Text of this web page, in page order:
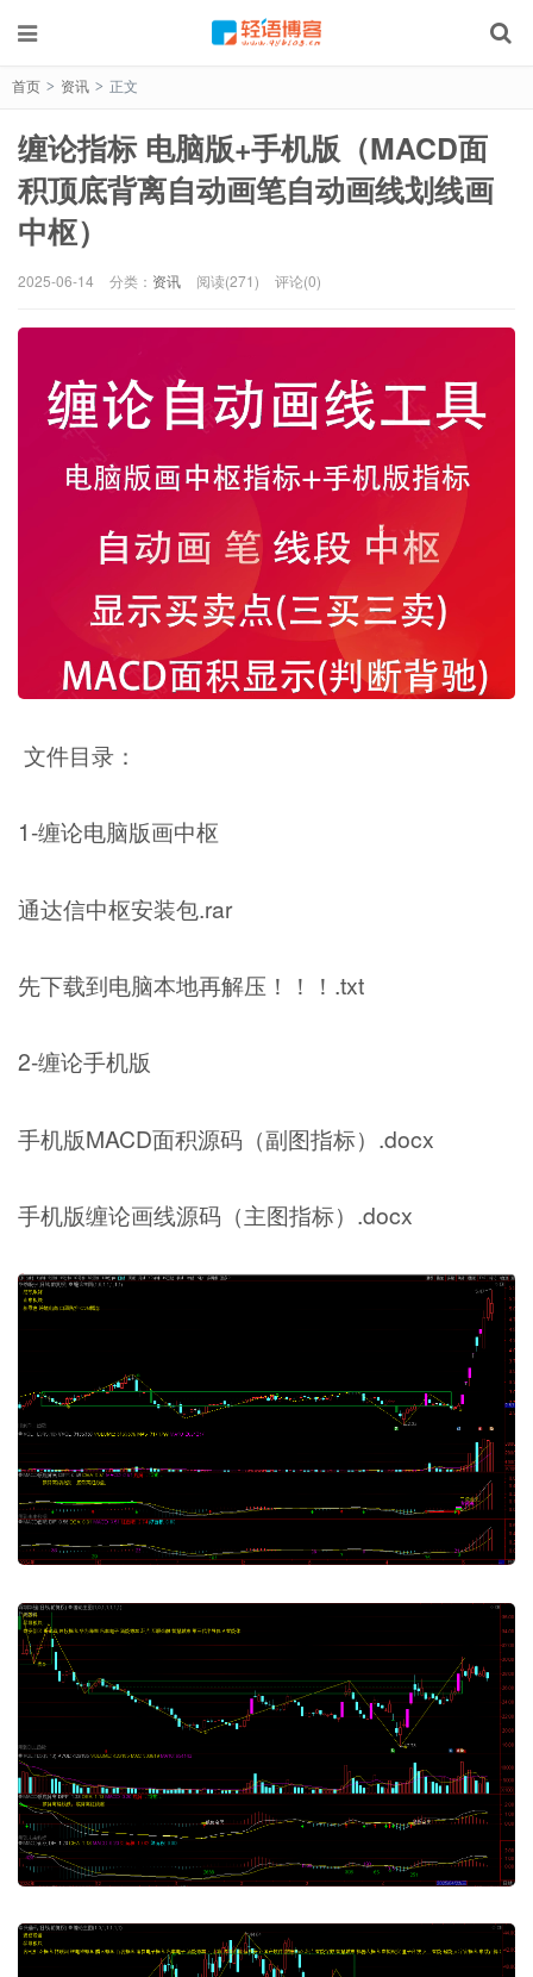
首页 > 资讯 > 正文
缠论指标 电脑版+手机版（MACD面
积顶底背离自动画笔自动画线划线画
中枢）
2025-06-14 分类： 资讯 阅读(271) 评论(0)
文件目录：
1-缠论电脑版画中枢
通达信中枢安装包.rar
先下载到电脑本地再解压！！！.txt
2-缠论手机版
手机版MACD面积源码（副图指标）.docx
手机版缠论画线源码（主图指标）.docx